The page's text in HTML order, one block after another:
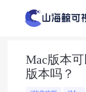
Mac版本
版本吗？